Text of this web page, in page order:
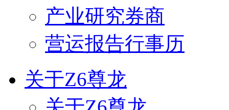
产业研究券商
营运报告行事历
关于Z6尊龙